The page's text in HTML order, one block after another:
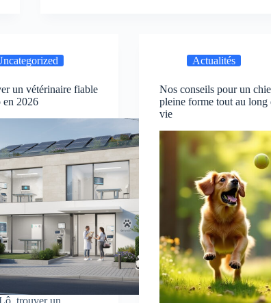
un vétérinaire fiable
en 2026
Actualités
Nos conseils pour un
pleine forme tout au long
vie